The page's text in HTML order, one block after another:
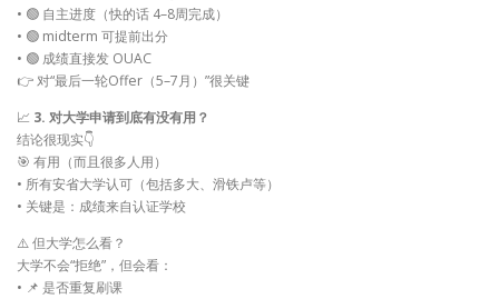
• 🟢 自主进度（快的话 4–8周完成）
• 🟢 midterm 可提前出分
• 🟢 成绩直接发 OUAC
👉 对“最后一轮Offer（5–7月）”很关键
📈 3. 对大学申请到底有没有用？
结论很现实👇
🎯 有用（而且很多人用）
• 所有安省大学认可（包括多大、滑铁卢等）
• 关键是：成绩来自认证学校
⚠️ 但大学怎么看？
大学不会“拒绝”，但会看：
• 📌 是否重复刷课